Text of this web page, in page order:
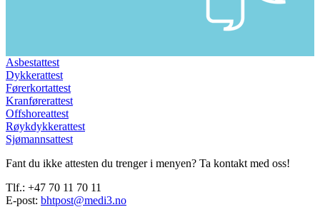
Asbestattest
Dykkerattest
Førerkortattest
Kranførerattest
Offshoreattest
Røykdykkerattest
Sjømannsattest
Fant du ikke attesten du trenger i menyen? Ta kontakt med oss!
Tlf.: +47 70 11 70 11
E-post: bhtpost@medi3.no